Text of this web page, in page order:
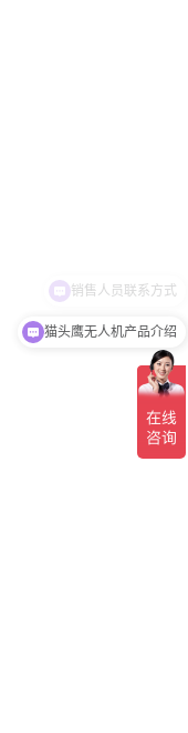
猫头鹰无人机产品介绍